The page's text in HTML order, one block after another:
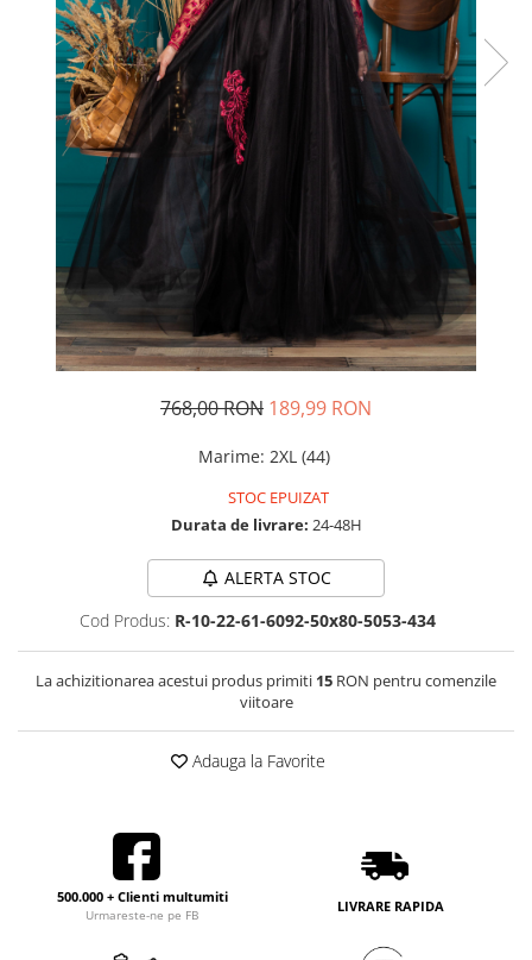
Rochii din dantela
Rochii din tafta
Rochii cu paiete
Rochii din tul
Rochii din catifea
Rochii din Barbie/Bistrech
Rochii din saten
Rochii voal
Rochii cu imprimeu
768,00 RON 189,99 RON
Marime: 2XL (44)
STOC EPUIZAT
Durata de livrare: 24-48H
ALERTA STOC
Cod Produs: R-10-22-61-6092-50x80-5053-434
La achizitionarea acestui produs primiti 15 RON pentru comenzile
viitoare
Adauga la Favorite
500.000 + Clienti multumiti
Urmareste-ne pe FB
LIVRARE RAPIDA